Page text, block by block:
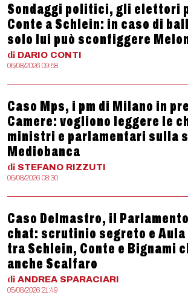
Sondaggi politici, gli elettori
Conte a Schlein: in caso di
solo lui può sconfiggere
di DARIO CONTI
06/08/2026 09:58
Caso Mps, i pm di Milano in
Camere: vogliono leggere le
ministri e parlamentari sulla
Mediobanca
di STEFANO RIZZUTI
06/08/2026 08:30
Caso Delmastro, il
chat: scrutinio segreto e Aula
tra Schlein, Conte e Bignami
anche Scalfaro
di ANDREA SPARACIARI
05/08/2026 21:49